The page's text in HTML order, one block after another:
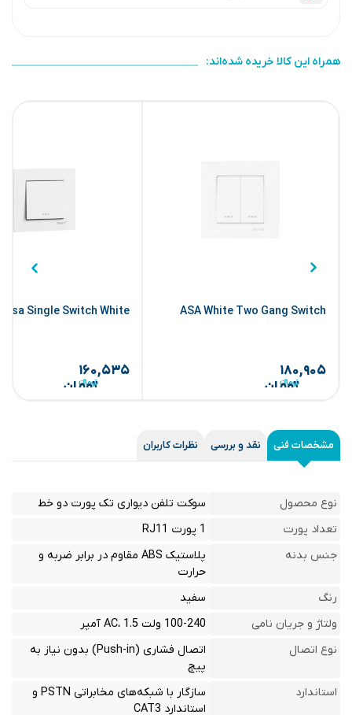
همراه این کالا خریده شده‌اند:
ASA White Two Gang Switch
۱۸۰,۹۰۵
تومان
Asa Single Switch White
۱۶۰,۵۳۵
تومان
مشخصات فنی نقد و بررسی نظرات کاربران
نوع محصول
سوکت تلفن دیواری تک پورت دو خط
تعداد پورت
1 پورت RJ11
جنس بدنه
پلاستیک ABS مقاوم در برابر ضربه و
حرارت
رنگ
سفید
ولتاژ و جریان نامی
100-240 ولت AC، 1.5 آمپر
نوع اتصال
اتصال فشاری (Push-in) بدون نیاز به
پیچ
استاندارد
سازگار با شبکه‌های مخابراتی PSTN و
استاندارد CAT3